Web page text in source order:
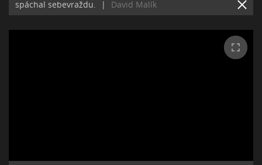
spáchal sebevraždu.
| David Malík